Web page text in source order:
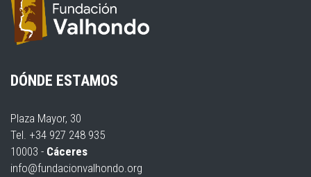
DÓNDE ESTAMOS
Plaza Mayor, 30
Tel. +34 927 248 935
10003 - Cáceres
info@fundacionvalhondo.org